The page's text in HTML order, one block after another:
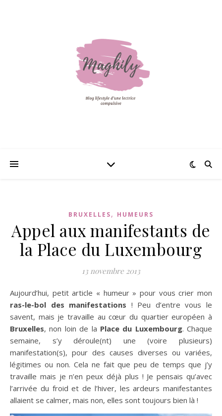
BRUXELLES, HUMEURS
Appel aux manifestants de
la Place du Luxembourg
13 novembre 2013
Aujourd’hui, petit article « humeur » pour vous crier mon
ras-le-bol des manifestations ! Peu d’entre vous le
savent, mais je travaille au cœur du quartier européen à
Bruxelles, non loin de la Place du Luxembourg. Chaque
semaine, s’y déroule(nt) une (voire plusieurs)
manifestation(s), pour des causes diverses ou variées,
légitimes ou non. Cela ne fait que peu de temps que j’y
travaille mais je n’en peux déjà plus ! Je pensais qu’avec
l’arrivée du froid et de l’hiver, les ardeurs manifestantes
allaient se calmer, mais non, elles sont toujours bien là !